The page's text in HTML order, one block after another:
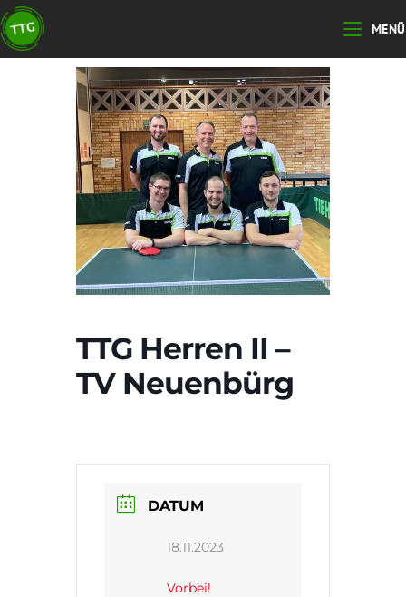
Zum
Inhalt
springen
MENÜ
TTG Herren II –
TV Neuenbürg
DATUM
18.11.2023
Vorbei!